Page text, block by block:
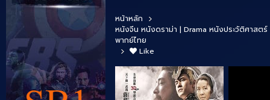
หน้าหลัก
หนังจีน หนังดราม่า | Drama หนังประวัติศาสต
พากย์ไทย
Like